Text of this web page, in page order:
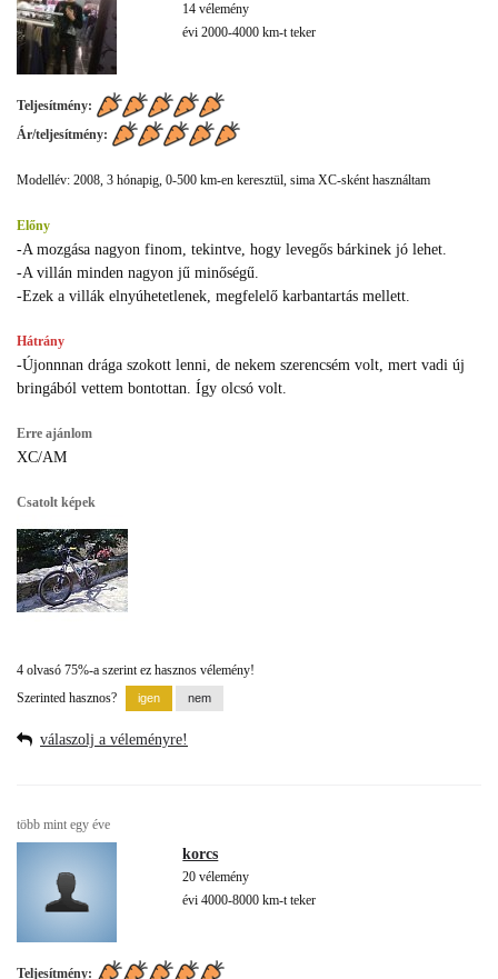
14 vélemény
évi 2000-4000 km-t teker
Teljesítmény:
Ár/teljesítmény:
Modellév: 2008, 3 hónapig, 0-500 km-en keresztül, sima XC-sként használtam
Előny
-A mozgása nagyon finom, tekintve, hogy levegős bárkinek jó lehet.
-A villán minden nagyon jű minőségű.
-Ezek a villák elnyúhetetlenek, megfelelő karbantartás mellett.
Hátrány
-Újonnnan drága szokott lenni, de nekem szerencsém volt, mert vadi új
bringából vettem bontottan. Így olcsó volt.
Erre ajánlom
XC/AM
Csatolt képek
4 olvasó 75%-a szerint ez hasznos vélemény!
Szerinted hasznos?
válaszolj a véleményre!
több mint egy éve
korcs
20 vélemény
évi 4000-8000 km-t teker
Teljesítmény: